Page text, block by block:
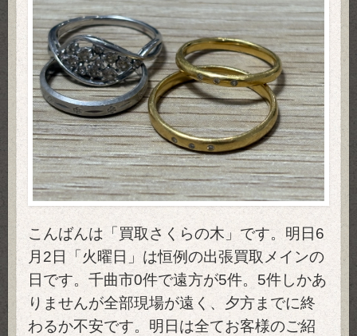
こんばんは「買取さくらの木」です。明日6
月2日「火曜日」は恒例の出張買取メインの
日です。千曲市0件で遠方が5件。5件しかあ
りませんが全部現場が遠く、夕方までに終
わるか不安です。明日は全てお客様のご紹